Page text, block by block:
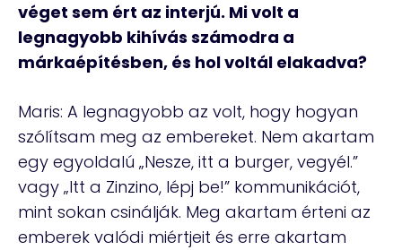
véget sem ért az interjú. Mi volt a
legnagyobb kihívás számodra a
márkaépítésben, és hol voltál elakadva?
Maris: A legnagyobb az volt, hogy hogyan
szólítsam meg az embereket. Nem akartam
egy egyoldalú „Nesze, itt a burger, vegyél.”
vagy „Itt a Zinzino, lépj be!” kommunikációt,
mint sokan csinálják. Meg akartam érteni az
emberek valódi miértjeit és erre akartam